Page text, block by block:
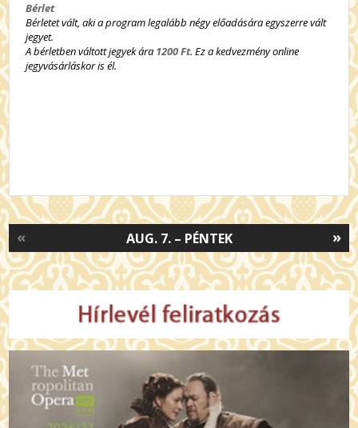
Bérlet
Bérletet vált, aki a program legalább négy előadására egyszerre vált
jegyet.
A bérletben váltott jegyek ára 1200 Ft. Ez a kedvezmény online
jegyvásárláskor is él.
»
AUG. 7. – PÉNTEK
«